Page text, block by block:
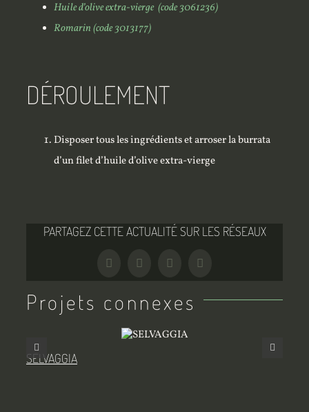
Huile d’olive extra-vierge (code 3061236)
Romarin (code 3013177)
DÉROULEMENT
Disposer tous les ingrédients et arroser la burrata
d’un filet d’huile d’olive extra-vierge
PARTAGEZ CETTE ACTUALITÉ SUR LES RÉSEAUX
FacebookTwitterTumblrPinterest
Projets connexes
SELVAGGIA